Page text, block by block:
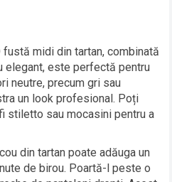
fustă midi din tartan, combinată
elegant, este perfectă pentru
neutre, precum gri sau
un look profesional. Poți
stiletto sau mocasini pentru a
din tartan poate adăuga un
de birou. Poartă-l peste o